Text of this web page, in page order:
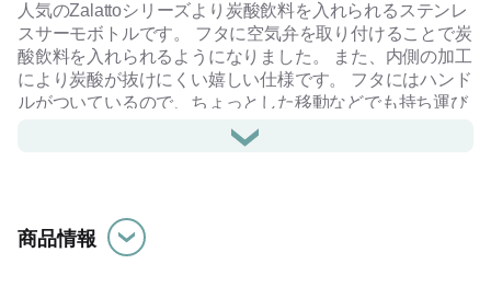
人気のZalattoシリーズより炭酸飲料を入れられるステンレ
スサーモボトルです。 フタに空気弁を取り付けることで炭
酸飲料を入れられるようになりました。 また、内側の加工
により炭酸が抜けにくい嬉しい仕様です。 フタにはハンド
ルがついているので、ちょっとした移動などでも持ち運び
やすいため、スポーツグッズなどにもおすすめです。 ま
た、ハンドルは折りたたむこともできるので使用しない際
熱い飲み物は入れることができませんのでご注意くださ
い。 側面広く印刷が可能ですので、ノベルティとしてはも
商品情報